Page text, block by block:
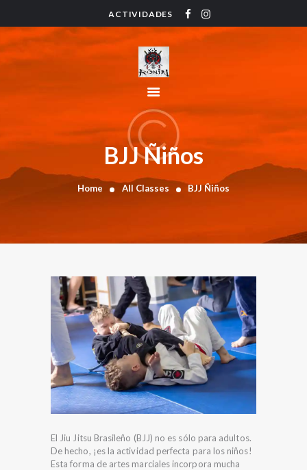
ACTIVIDADES
BJJ Ñiños
Home All Classes BJJ Ñiños
HOME
ACTIVIDADES
INSTRUCTORES
CONTACTO
BLOG
El Jiu Jitsu Brasileño (BJJ) no es sólo para adultos.
De hecho, ¡es la actividad perfecta para los niños!
Esta forma de artes marciales incorpora mucha